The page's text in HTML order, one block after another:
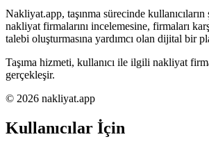
Nakliyat.app, taşınma sürecinde
nakliyat firmalarını incelemesine, firmaları
talebi oluşturmasına yardımcı olan dijital bir
Taşıma hizmeti, kullanıcı ile ilgili nakliyat
gerçekleşir.
© 2026 nakliyat.app
Kullanıcılar İçin